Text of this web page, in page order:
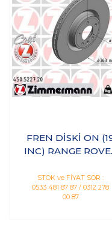
FREN DİSKİ ON
INC) RANGE
RANGE ROVER 4
VOGUE L405 12>
STOK ve FİYAT SOR :
0533 481 87 87 / 0312 278
00 87